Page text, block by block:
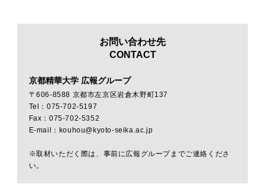
お問い合わせ先
CONTACT
京都精華大学 広報グループ
〒606-8588 京都市左京区岩倉木野町137
Tel：075-702-5197
Fax：075-702-5352
E-mail：kouhou@kyoto-seika.ac.jp
※取材いただく際は、事前に広報グループまでご連絡くださ
い。